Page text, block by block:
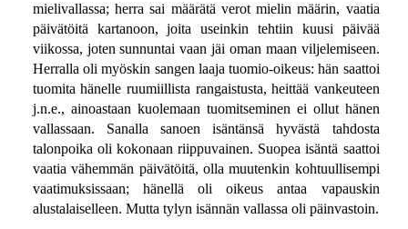
mielivallassa; herra sai määrätä verot mielin määrin, vaatia
päivätöitä kartanoon, joita useinkin tehtiin kuusi päivää
viikossa, joten sunnuntai vaan jäi oman maan viljelemiseen.
Herralla oli myöskin sangen laaja tuomio-oikeus: hän saattoi
tuomita hänelle ruumiillista rangaistusta, heittää vankeuteen
j.n.e., ainoastaan kuolemaan tuomitseminen ei ollut hänen
vallassaan. Sanalla sanoen isäntänsä hyvästä tahdosta
talonpoika oli kokonaan riippuvainen. Suopea isäntä saattoi
vaatia vähemmän päivätöitä, olla muutenkin kohtuullisempi
vaatimuksissaan; hänellä oli oikeus antaa vapauskin
alustalaiselleen. Mutta tylyn isännän vallassa oli päinvastoin.